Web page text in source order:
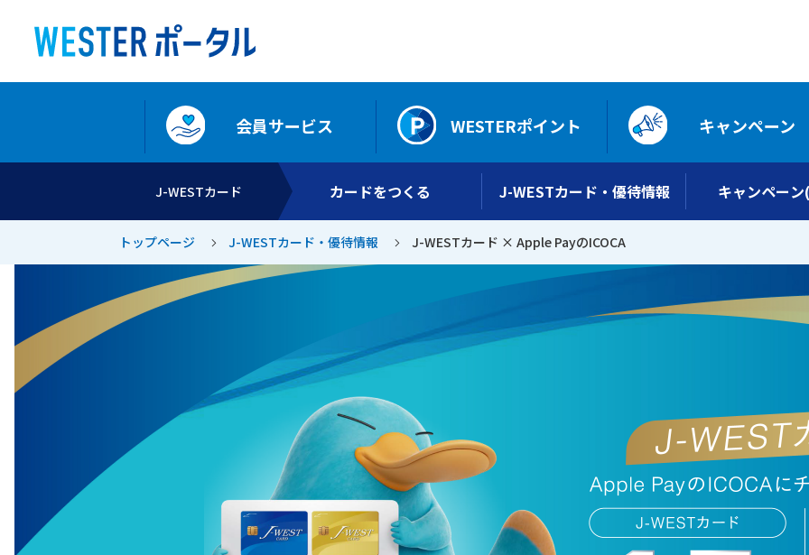
会員サービス WESTERポイント キャンペーン
J-WESTカード カードをつくる J-WESTカード・優待情報 キャンペー
トップページ J-WESTカード・優待情報 J-WESTカード × Apple PayのICOCA